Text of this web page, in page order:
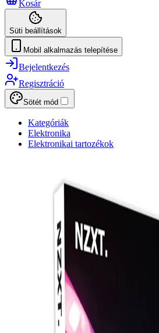
Kosár
Süti beállítások
Mobil alkalmazás telepítése
Bejelentkezés
Regisztráció
Sötét mód
Kategóriák
Elektronika
Elektronikai tartozékok